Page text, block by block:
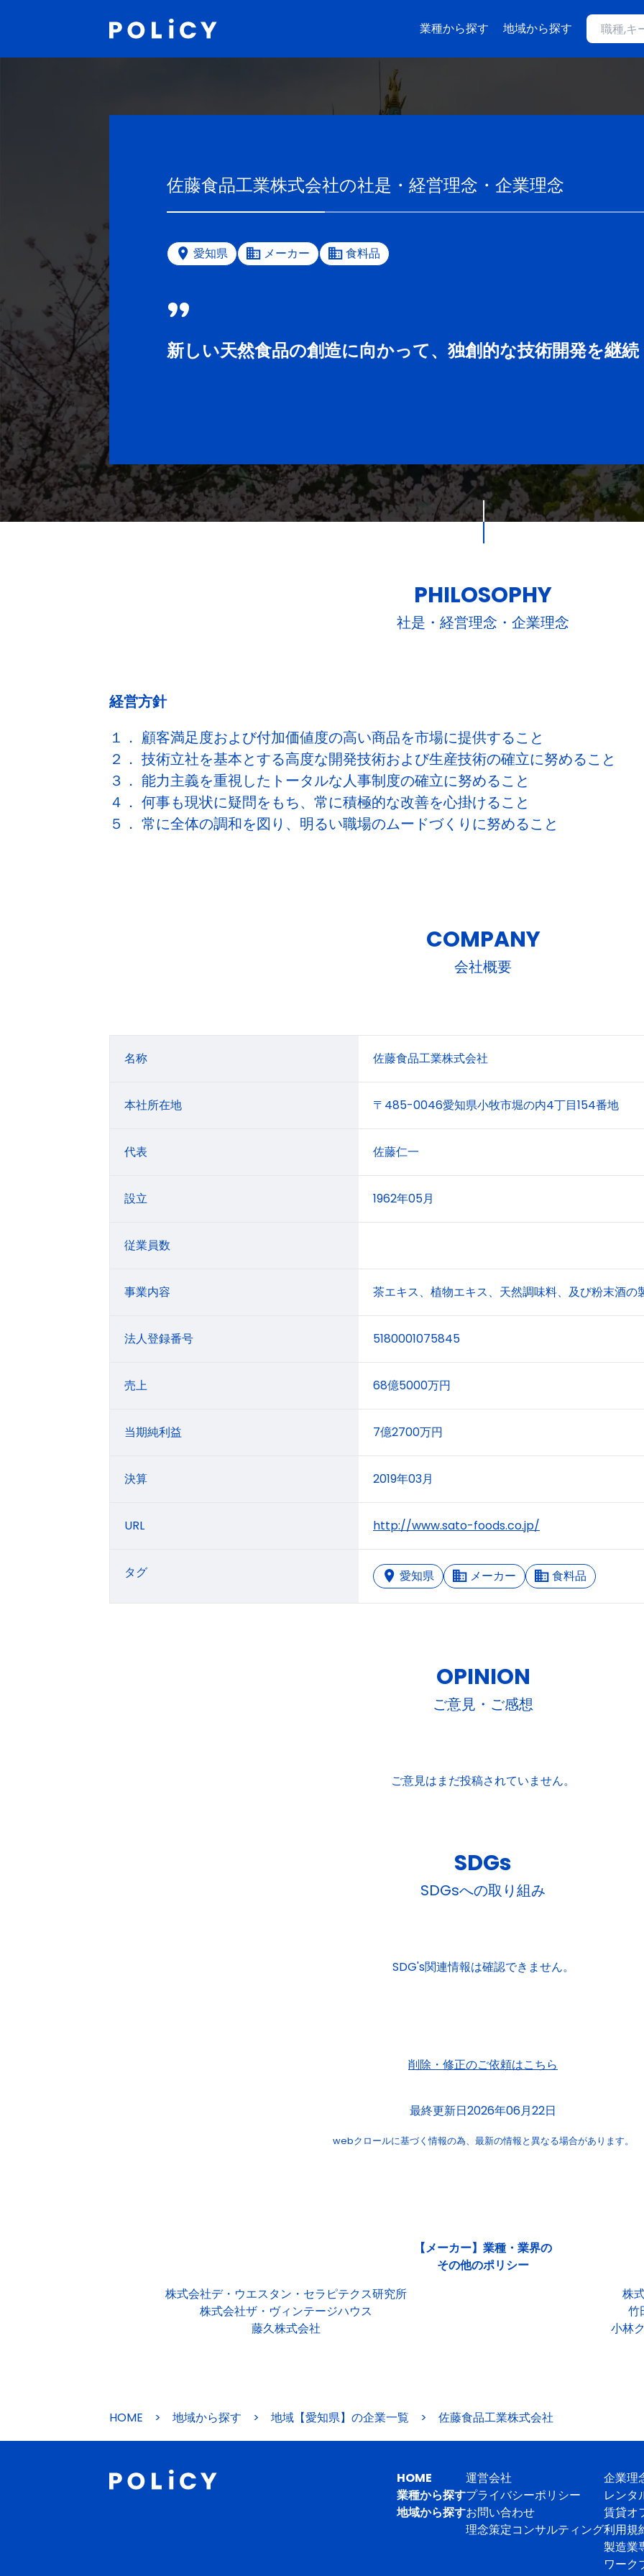
業種から探す 地域から探す
佐藤食品工業株式会社の社是・経営理念・企業理念
愛知県 メーカー 食料品
新しい天然食品の創造に向かって、独創的な技術開発を継続
PHILOSOPHY
社是・経営理念・企業理念
経営方針
１． 顧客満足度および付加価値度の高い商品を市場に提供すること
２． 技術立社を基本とする高度な開発技術および生産技術の確立に努めること
３． 能力主義を重視したトータルな人事制度の確立に努めること
４． 何事も現状に疑問をもち、常に積極的な改善を心掛けること
５． 常に全体の調和を図り、明るい職場のムードづくりに努めること
COMPANY
会社概要
名称 佐藤食品工業株式会社
本社所在地 〒485-0046愛知県小牧市堀の内4丁目154番地
代表 佐藤仁一
設立 1962年05月
従業員数
事業内容 茶エキス、植物エキス、天然調味料、及び粉末酒の
法人登録番号 5180001075845
売上 68億5000万円
当期純利益 7億2700万円
決算 2019年03月
URL http://www.sato-foods.co.jp/
タグ 愛知県 メーカー 食料品
OPINION
ご意見・ご感想
ご意見はまだ投稿されていません。
SDGs
SDGsへの取り組み
SDG's関連情報は確認できません。
削除・修正のご依頼はこちら
最終更新日2026年06月22日
webクロールに基づく情報の為、 最新の情報と異なる場合があります。
【メーカー】業種・業界の
その他のポリシー
株式会社デ・ウエスタン・セラピテクス研究所
株
株式会社ザ・ヴィンテージハウス
竹
藤久株式会社
小林
HOME > 地域から探す > 地域【愛知県】の企業一覧 > 佐藤食品工業株式会社
HOME
業種から探す
地域から探す
運営会社
プライバシーポリシー
お問い合わせ
理念策定コンサルティング
企業理
レンタ
賃貸オ
利用規
製造業
ワーク